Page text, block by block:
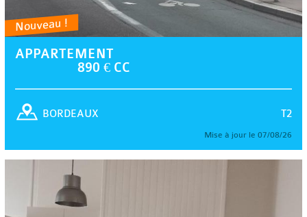
Nouveau !
APPARTEMENT
890 € CC
T2
BORDEAUX
Mise à jour le 07/08/26